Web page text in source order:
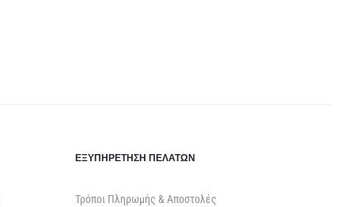
ΕΞΥΠΗΡΈΤΗΣΗ ΠΕΛΑΤΏΝ
Τρόποι Πληρωμής & Αποστολές